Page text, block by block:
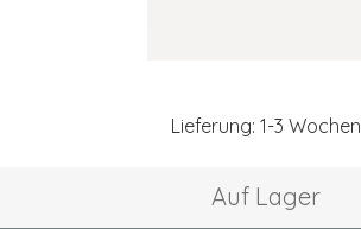
Lieferung: 1-3 Wochen
Auf Lager